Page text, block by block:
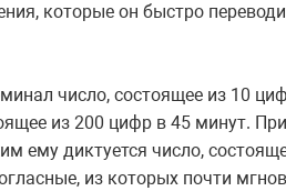
которые он быстро
число, состоящее из 10
из 200 цифр в 45 минут.
ему диктуется число,
из которых почти